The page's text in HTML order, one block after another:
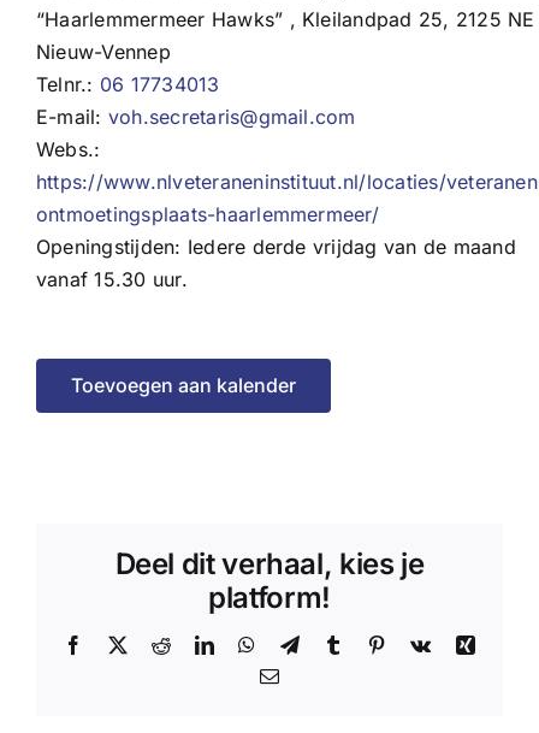
“Haarlemmermeer Hawks” , Kleilandpad 25, 2125 NE
Nieuw-Vennep
Telnr.: 06 17734013
E-mail: voh.secretaris@gmail.com
Webs.:
https://www.nlveteraneninstituut.nl/locaties/
ontmoetingsplaats-haarlemmermeer/
Openingstijden: Iedere derde vrijdag van de maand
vanaf 15.30 uur.
Toevoegen aan kalender
Deel dit verhaal, kies je
platform!
Facebook
X RedditLinkedInWhatsApp
TelegramTumblr Pinterest
Vk
Xing
E-